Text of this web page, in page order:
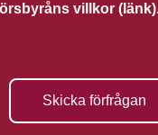
villkor
Skicka förfrågan